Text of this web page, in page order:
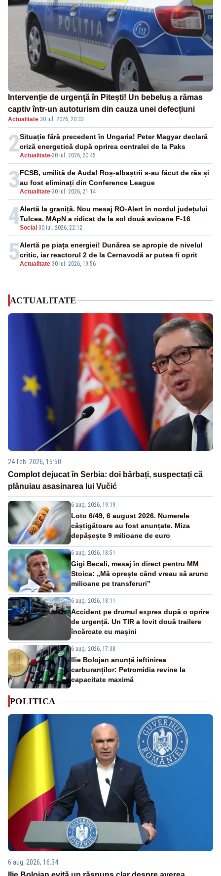
Intervenție de urgență în Pitești! Un bebeluș a rămas
captiv într-un autoturism din cauza unei defecțiuni
Actualitate·30 iul. 2026, 20:33
2Actualitate-30 iul. 2026, 20:45
Situație fără precedent în Ungaria! Peter Magyar declară
criză energetică după oprirea centralei de la Paks
3Actualitate-30 iul. 2026, 21:14
FCSB, umilită de Auda! Roș-albaștrii s-au făcut de râs și
au fost eliminați din Conference League
4Social -30 iul. 2026, 22:12
Alertă la graniță. Nou mesaj RO-Alert în nordul județului
Tulcea. MApN a ridicat de la sol două avioane F-16
5Actualitate-30 iul. 2026, 19:56
Alertă pe piața energiei! Dunărea se apropie de nivelul
critic, iar reactorul 2 de la Cernavodă ar putea fi oprit
ACTUALITATE
24 feb. 2026, 15:50
Complot dejucat în Serbia: doi bărbați, suspectați că
plănuiau asasinarea lui Vučić
6 aug. 2026, 19:19
Loto 6/49, 6 august 2026. Numerele
câștigătoare au fost anunțate. Miza
depășește 9 milioane de euro
6 aug. 2026, 18:51
Gigi Becali, mesaj în direct pentru MM
Stoica: „Mă oprește când vreau să arunc
milioane pe transferuri”
6 aug. 2026, 18:11
Accident pe drumul expres după o oprire
de urgență. Un TIR a lovit două trailere
încărcate cu mașini
6 aug. 2026, 17:38
Ilie Bolojan anunță ieftinirea
carburanților: Petromidia revine la
capacitate maximă
POLITICA
6 aug. 2026, 16:34